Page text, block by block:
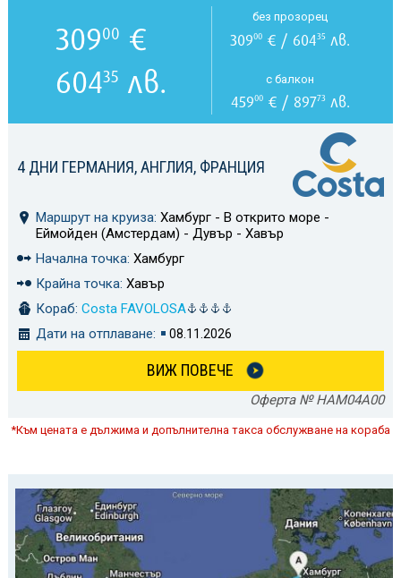
4 ДНИ ГЕРМАНИЯ, АНГЛИЯ, ФРАНЦИЯ
Маршрут на круиза: Хамбург - В открито море -
Еймойден (Амстердам) - Дувър - Хавър
Начална точка: Хамбург
Крайна точка: Хавър
Кораб: Costa FAVOLOSA
Дати на отплаване:
08.11.2026
ВИЖ ПОВЕЧЕ
Оферта № HAM04A00
30900 €
60435 лв.
без прозорец
30900 € / 60435 лв.
с балкон
45900€ / 89773лв.
*Към цената е дължима и допълнителна такса обслужване на кораба